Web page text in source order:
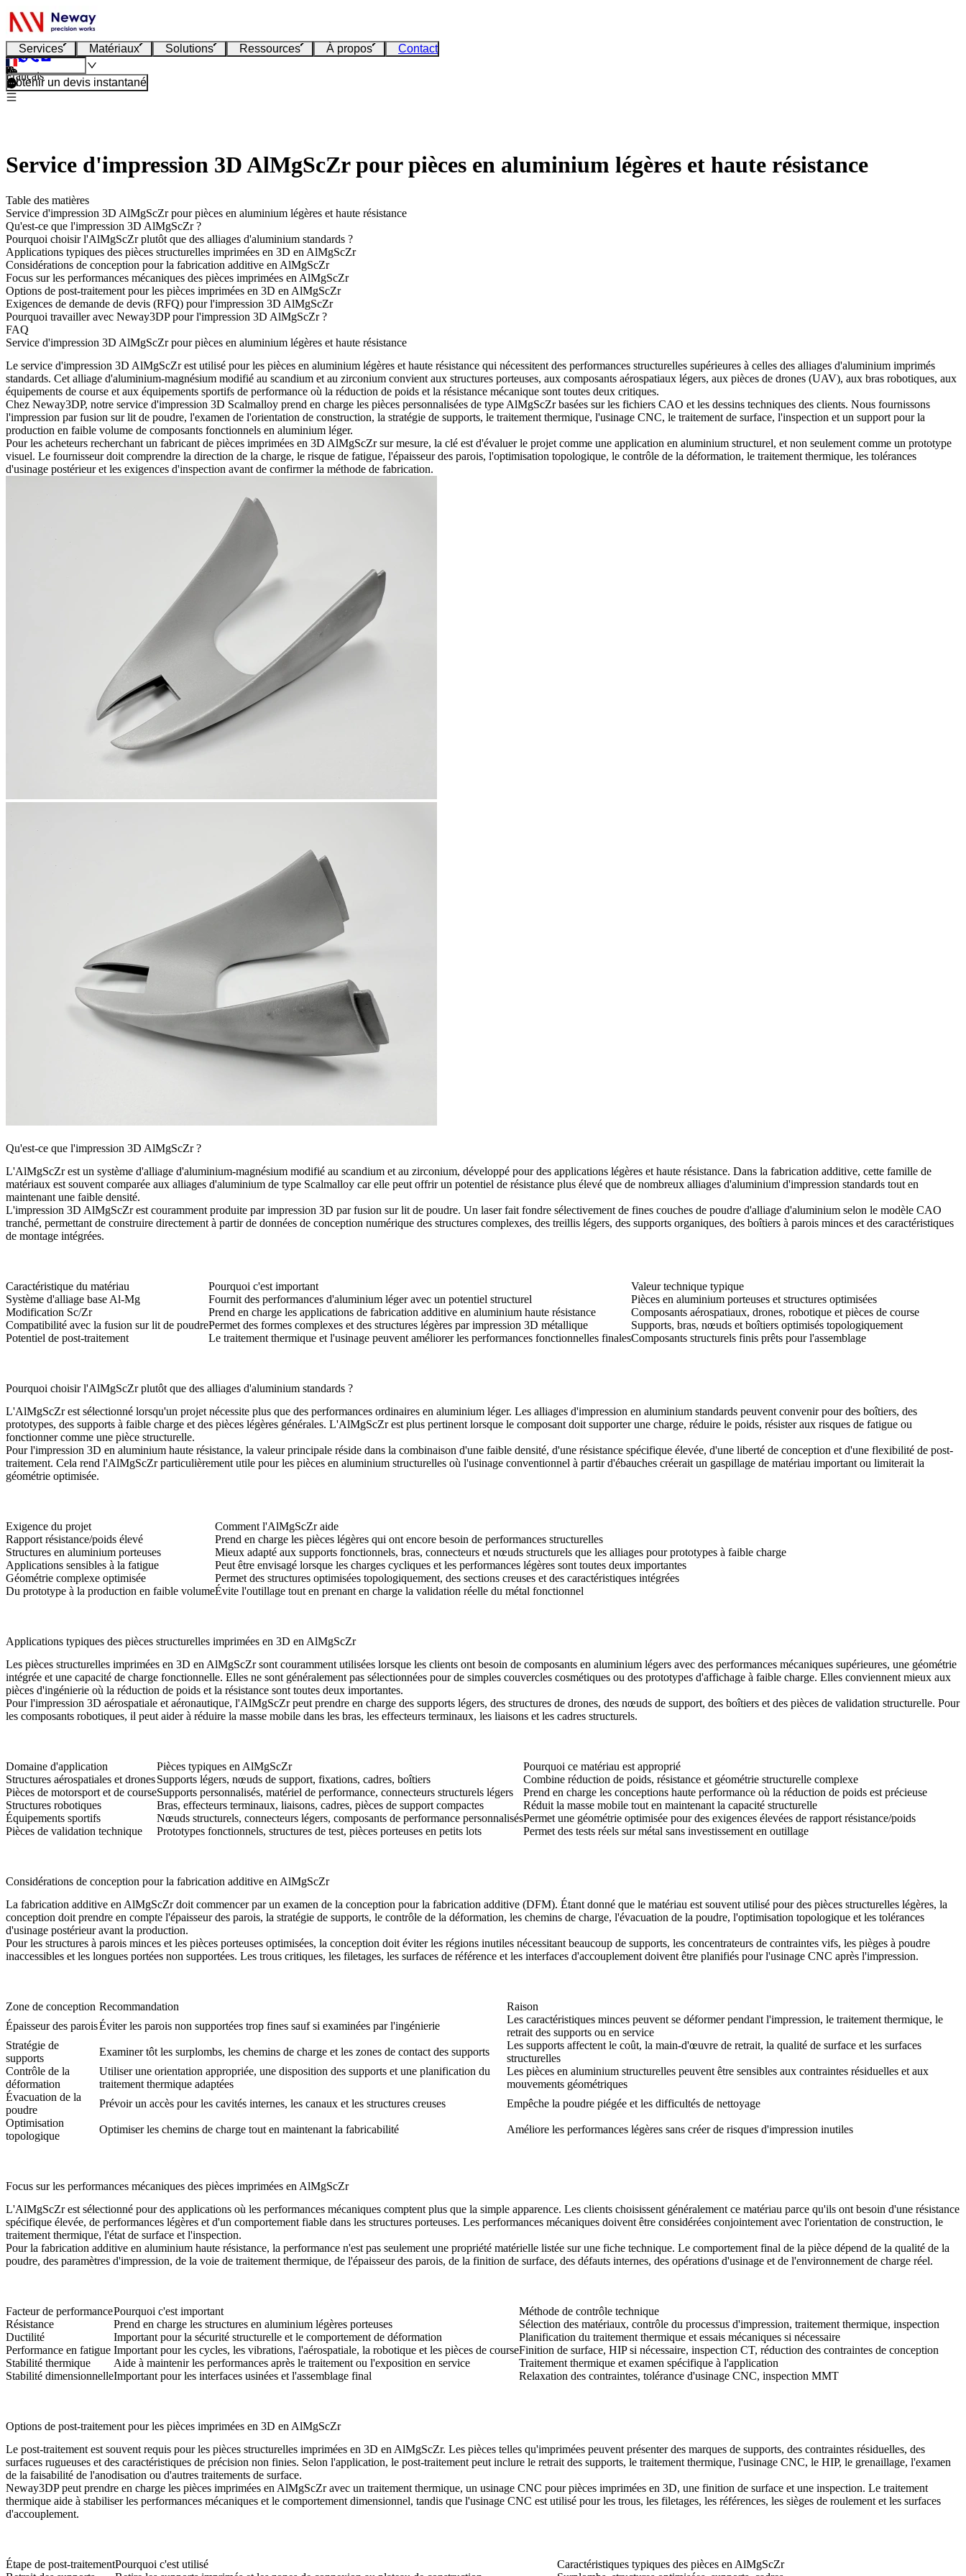
Services Matériaux Solutions Ressources À propos Contact
Français
Obtenir un devis instantané
Service d'impression 3D AlMgScZr pour pièces en aluminium légères et haute résistance
Table des matières
Service d'impression 3D AlMgScZr pour pièces en aluminium légères et haute résistance
Qu'est-ce que l'impression 3D AlMgScZr ?
Pourquoi choisir l'AlMgScZr plutôt que des alliages d'aluminium standards ?
Applications typiques des pièces structurelles imprimées en 3D en AlMgScZr
Considérations de conception pour la fabrication additive en AlMgScZr
Focus sur les performances mécaniques des pièces imprimées en AlMgScZr
Options de post-traitement pour les pièces imprimées en 3D en AlMgScZr
Exigences de demande de devis (RFQ) pour l'impression 3D AlMgScZr
Pourquoi travailler avec Neway3DP pour l'impression 3D AlMgScZr ?
FAQ
Service d'impression 3D AlMgScZr pour pièces en aluminium légères et haute résistance
Le service d'impression 3D AlMgScZr est utilisé pour les pièces en aluminium légères et haute résistance qui nécessitent des performances structurelles supérieures à celles des alliages d'aluminium imprimés
standards. Cet alliage d'aluminium-magnésium modifié au scandium et au zirconium convient aux structures porteuses, aux composants aérospatiaux légers, aux pièces de drones (UAV), aux bras robotiques, aux
équipements de course et aux équipements sportifs de performance où la réduction de poids et la résistance mécanique sont toutes deux critiques.
Chez Neway3DP, notre service d'impression 3D Scalmalloy prend en charge les pièces personnalisées de type AlMgScZr basées sur les fichiers CAO et les dessins techniques des clients. Nous fournissons
l'impression par fusion sur lit de poudre, l'examen de l'orientation de construction, la stratégie de supports, le traitement thermique, l'usinage CNC, le traitement de surface, l'inspection et un support pour la
production en faible volume de composants fonctionnels en aluminium léger.
Pour les acheteurs recherchant un fabricant de pièces imprimées en 3D AlMgScZr sur mesure, la clé est d'évaluer le projet comme une application en aluminium structurel, et non seulement comme un prototype
visuel. Le fournisseur doit comprendre la direction de la charge, le risque de fatigue, l'épaisseur des parois, l'optimisation topologique, le contrôle de la déformation, le traitement thermique, les tolérances
d'usinage postérieur et les exigences d'inspection avant de confirmer la méthode de fabrication.
Qu'est-ce que l'impression 3D AlMgScZr ?
L'AlMgScZr est un système d'alliage d'aluminium-magnésium modifié au scandium et au zirconium, développé pour des applications légères et haute résistance. Dans la fabrication additive, cette famille de
matériaux est souvent comparée aux alliages d'aluminium de type Scalmalloy car elle peut offrir un potentiel de résistance plus élevé que de nombreux alliages d'aluminium d'impression standards tout en
maintenant une faible densité.
L'impression 3D AlMgScZr est couramment produite parimpression 3D par fusion sur lit de poudre. Un laser fait fondre sélectivement de fines couches de poudre d'alliage d'aluminium selon le modèle CAO
tranché, permettant de construire directement à partir de données de conception numérique des structures complexes, des treillis légers, des supports organiques, des boîtiers à parois minces et des caractéristiques
de montage intégrées.
Caractéristique du matériau Pourquoi c'est important
Valeur technique typique
Système d'alliage base Al-Mg
Fournit des performances d'aluminium léger avec un potentiel structurel
Pièces en aluminium porteuses et structures optimisées
Modification Sc/Zr
Prend en charge les applications de fabrication additive en aluminium haute résistance
Composants aérospatiaux, drones, robotique et pièces de course
Compatibilité avec la fusion sur lit de poudrePermet des formes complexes et des structures légères par impression 3D métallique
Supports, bras, nœuds et boîtiers optimisés topologiquement
Potentiel de post-traitement
Le traitement thermique et l'usinage peuvent améliorer les performances fonctionnelles finalesComposants structurels finis prêts pour l'assemblage
Pourquoi choisir l'AlMgScZr plutôt que des alliages d'aluminium standards ?
L'AlMgScZr est sélectionné lorsqu'un projet nécessite plus que des performances ordinaires en aluminium léger. Les alliages d'impression en aluminium standards peuvent convenir pour des boîtiers, des
prototypes, des supports à faible charge et des pièces légères générales. L'AlMgScZr est plus pertinent lorsque le composant doit supporter une charge, réduire le poids, résister aux risques de fatigue ou
fonctionner comme une pièce structurelle.
Pour l'impression 3D en aluminium haute résistance, la valeur principale réside dans la combinaison d'une faible densité, d'une résistance spécifique élevée, d'une liberté de conception et d'une flexibilité de post-
traitement. Cela rend l'AlMgScZr particulièrement utile pour les pièces en aluminium structurelles où l'usinage conventionnel à partir d'ébauches créerait un gaspillage de matériau important ou limiterait la
géométrie optimisée.
Exigence du projet
Comment l'AlMgScZr aide
Rapport résistance/poids élevé
Prend en charge les pièces légères qui ont encore besoin de performances structurelles
Structures en aluminium porteuses
Mieux adapté aux supports fonctionnels, bras, connecteurs et nœuds structurels que les alliages pour prototypes à faible charge
Applications sensibles à la fatigue
Peut être envisagé lorsque les charges cycliques et les performances légères sont toutes deux importantes
Géométrie complexe optimisée
Permet des structures optimisées topologiquement, des sections creuses et des caractéristiques intégrées
Du prototype à la production en faible volumeÉvite l'outillage tout en prenant en charge la validation réelle du métal fonctionnel
Applications typiques des pièces structurelles imprimées en 3D en AlMgScZr
Les pièces structurelles imprimées en 3D en AlMgScZr sont couramment utilisées lorsque les clients ont besoin de composants en aluminium légers avec des performances mécaniques supérieures, une géométrie
intégrée et une capacité de charge fonctionnelle. Elles ne sont généralement pas sélectionnées pour de simples couvercles cosmétiques ou des prototypes d'affichage à faible charge. Elles conviennent mieux aux
pièces d'ingénierie où la réduction de poids et la résistance sont toutes deux importantes.
Pour l'impression 3D aérospatiale et aéronautique, l'AlMgScZr peut prendre en charge des supports légers, des structures de drones, des nœuds de support, des boîtiers et des pièces de validation structurelle. Pour
les composants robotiques, il peut aider à réduire la masse mobile dans les bras, les effecteurs terminaux, les liaisons et les cadres structurels.
Domaine d'application Pièces typiques en AlMgScZr
Pourquoi ce matériau est approprié
Structures aérospatiales et dronesSupports légers, nœuds de support, fixations, cadres, boîtiers
Combine réduction de poids, résistance et géométrie structurelle complexe
Pièces de motorsport et de courseSupports personnalisés, matériel de performance, connecteurs structurels légers
Prend en charge les conceptions haute performance où la réduction de poids est précieuse
Structures robotiques
Bras, effecteurs terminaux, liaisons, cadres, pièces de support compactes
Réduit la masse mobile tout en maintenant la capacité structurelle
Équipements sportifs
Nœuds structurels, connecteurs légers, composants de performance personnalisésPermet une géométrie optimisée pour des exigences élevées de rapport résistance/poids
Pièces de validation technique
Prototypes fonctionnels, structures de test, pièces porteuses en petits lots Permet des tests réels sur métal sans investissement en outillage
Considérations de conception pour la fabrication additive en AlMgScZr
La fabrication additive en AlMgScZr doit commencer par un examen de la conception pour la fabrication additive (DFM). Étant donné que le matériau est souvent utilisé pour des pièces structurelles légères, la
conception doit prendre en compte l'épaisseur des parois, la stratégie de supports, le contrôle de la déformation, les chemins de charge, l'évacuation de la poudre, l'optimisation topologique et les tolérances
d'usinage postérieur avant la production.
Pour les structures à parois minces et les pièces porteuses optimisées, la conception doit éviter les régions inutiles nécessitant beaucoup de supports, les concentrateurs de contraintes vifs, les pièges à poudre
inaccessibles et les longues portées non supportées. Les trous critiques, les filetages, les surfaces de référence et les interfaces d'accouplement doivent être planifiés pour l'usinage CNC après l'impression.
Zone de conception Recommandation
Raison
Épaisseur des paroisÉviter les parois non supportées trop fines sauf si examinées par l'ingénierie
Les caractéristiques minces peuvent se déformer pendant l'impression, le traitement thermique, le
retrait des supports ou en service
Stratégie de
supports
Examiner tôt les surplombs, les chemins de charge et les zones de contact des supports
Les supports affectent le coût, la main-d'œuvre de retrait, la qualité de surface et les surfaces
structurelles
Contrôle de la
déformation
Utiliser une orientation appropriée, une disposition des supports et une planification du
traitement thermique adaptées
Les pièces en aluminium structurelles peuvent être sensibles aux contraintes résiduelles et aux
mouvements géométriques
Évacuation de la
poudre
Prévoir un accès pour les cavités internes, les canaux et les structures creuses
Empêche la poudre piégée et les difficultés de nettoyage
Optimisation
topologique
Optimiser les chemins de charge tout en maintenant la fabricabilité Améliore les performances légères sans créer de risques d'impression inutiles
Focus sur les performances mécaniques des pièces imprimées en AlMgScZr
L'AlMgScZr est sélectionné pour des applications où les performances mécaniques comptent plus que la simple apparence. Les clients choisissent généralement ce matériau parce qu'ils ont besoin d'une résistance
spécifique élevée, de performances légères et d'un comportement fiable dans les structures porteuses. Les performances mécaniques doivent être considérées conjointement avec l'orientation de construction, le
traitement thermique, l'état de surface et l'inspection.
Pour la fabrication additive en aluminium haute résistance, la performance n'est pas seulement une propriété matérielle listée sur une fiche technique. Le comportement final de la pièce dépend de la qualité de la
poudre, des paramètres d'impression, de la voie de traitement thermique, de l'épaisseur des parois, de la finition de surface, des défauts internes, des opérations d'usinage et de l'environnement de charge réel.
Facteur de performancePourquoi c'est important
Méthode de contrôle technique
Résistance
Prend en charge les structures en aluminium légères porteuses
Sélection des matériaux, contrôle du processus d'impression, traitement thermique, inspection
Ductilité
Important pour la sécurité structurelle et le comportement de déformation
Planification du traitement thermique et essais mécaniques si nécessaire
Performance en fatigue Important pour les cycles, les vibrations, l'aérospatiale, la robotique et les pièces de courseFinition de surface, HIP si nécessaire, inspection CT, réduction des contraintes de conception
Stabilité thermique
Aide à maintenir les performances après le traitement ou l'exposition en service
Traitement thermique et examen spécifique à l'application
Stabilité dimensionnelleImportant pour les interfaces usinées et l'assemblage final Relaxation des contraintes, tolérance d'usinage CNC, inspection MMT
Options de post-traitement pour les pièces imprimées en 3D en AlMgScZr
Le post-traitement est souvent requis pour les pièces structurelles imprimées en 3D en AlMgScZr. Les pièces telles qu'imprimées peuvent présenter des marques de supports, des contraintes résiduelles, des
surfaces rugueuses et des caractéristiques de précision non finies. Selon l'application, le post-traitement peut inclure le retrait des supports, le traitement thermique, l'usinage CNC, le HIP, le grenaillage, l'examen
de la faisabilité de l'anodisation ou d'autres traitements de surface.
Neway3DP peut prendre en charge les pièces imprimées en AlMgScZr avec un traitement thermique, un usinage CNC pour pièces imprimées en 3D, une finition de surface et une inspection. Le traitement
thermique aide à stabiliser les performances mécaniques et le comportement dimensionnel, tandis que l'usinage CNC est utilisé pour les trous, les filetages, les références, les sièges de roulement et les surfaces
d'accouplement.
Étape de post-traitementPourquoi c'est utilisé
Caractéristiques typiques des pièces en AlMgScZr